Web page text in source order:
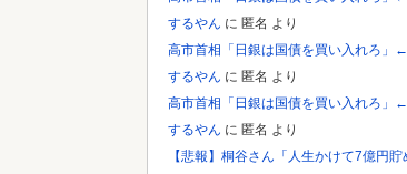
するやん に 匿名 より
高市首相「日銀は国債を買い入れろ」
するやん に 匿名 より
高市首相「日銀は国債を買い入れろ」
するやん に 匿名 より
【悲報】桐谷さん「人生かけて7億円